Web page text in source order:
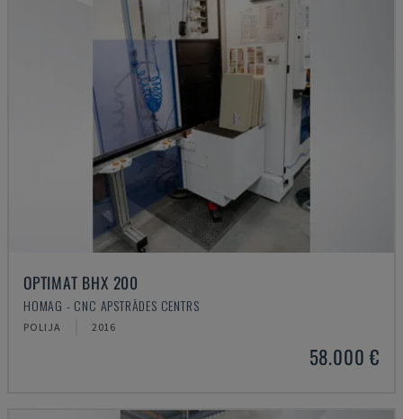
OPTIMAT BHX 200
HOMAG - CNC APSTRĀDES CENTRS
POLIJA 2016
58.000 €